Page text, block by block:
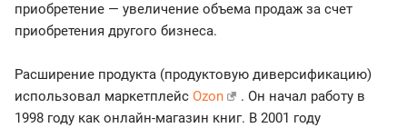
приобретение — увеличение объема продаж за счет
приобретения другого бизнеса.
Расширение продукта (продуктовую диверсификацию)
использовал маркетплейс Ozon
. Он начал работу в
1998 году как онлайн-магазин книг. В 2001 году